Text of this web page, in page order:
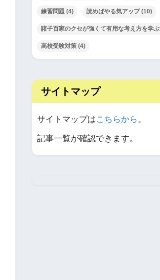
練習問題 (4) 読めばやる気アップ(10)
諸子百家のクセが強くて有用な考え方を学ぶ
高校受験対策 (4)
サイトマップ
サイトマップはこちらから。
記事一覧が確認できます。